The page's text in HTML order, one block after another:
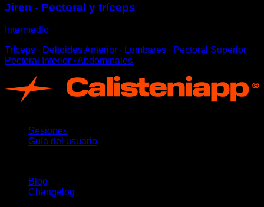
Jiren - Pectoral y tríceps
Intermedio
Tríceps ∙ Deltoides Anterior ∙ Lumbares ∙ Pectoral Superior ∙
Pectoral Inferior ∙ Abdominales
Sesiones
Guía del usuario
Blog
Changelog